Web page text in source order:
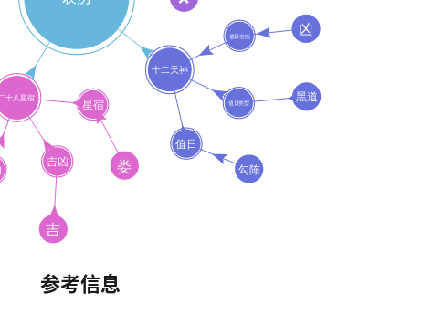
参考信息